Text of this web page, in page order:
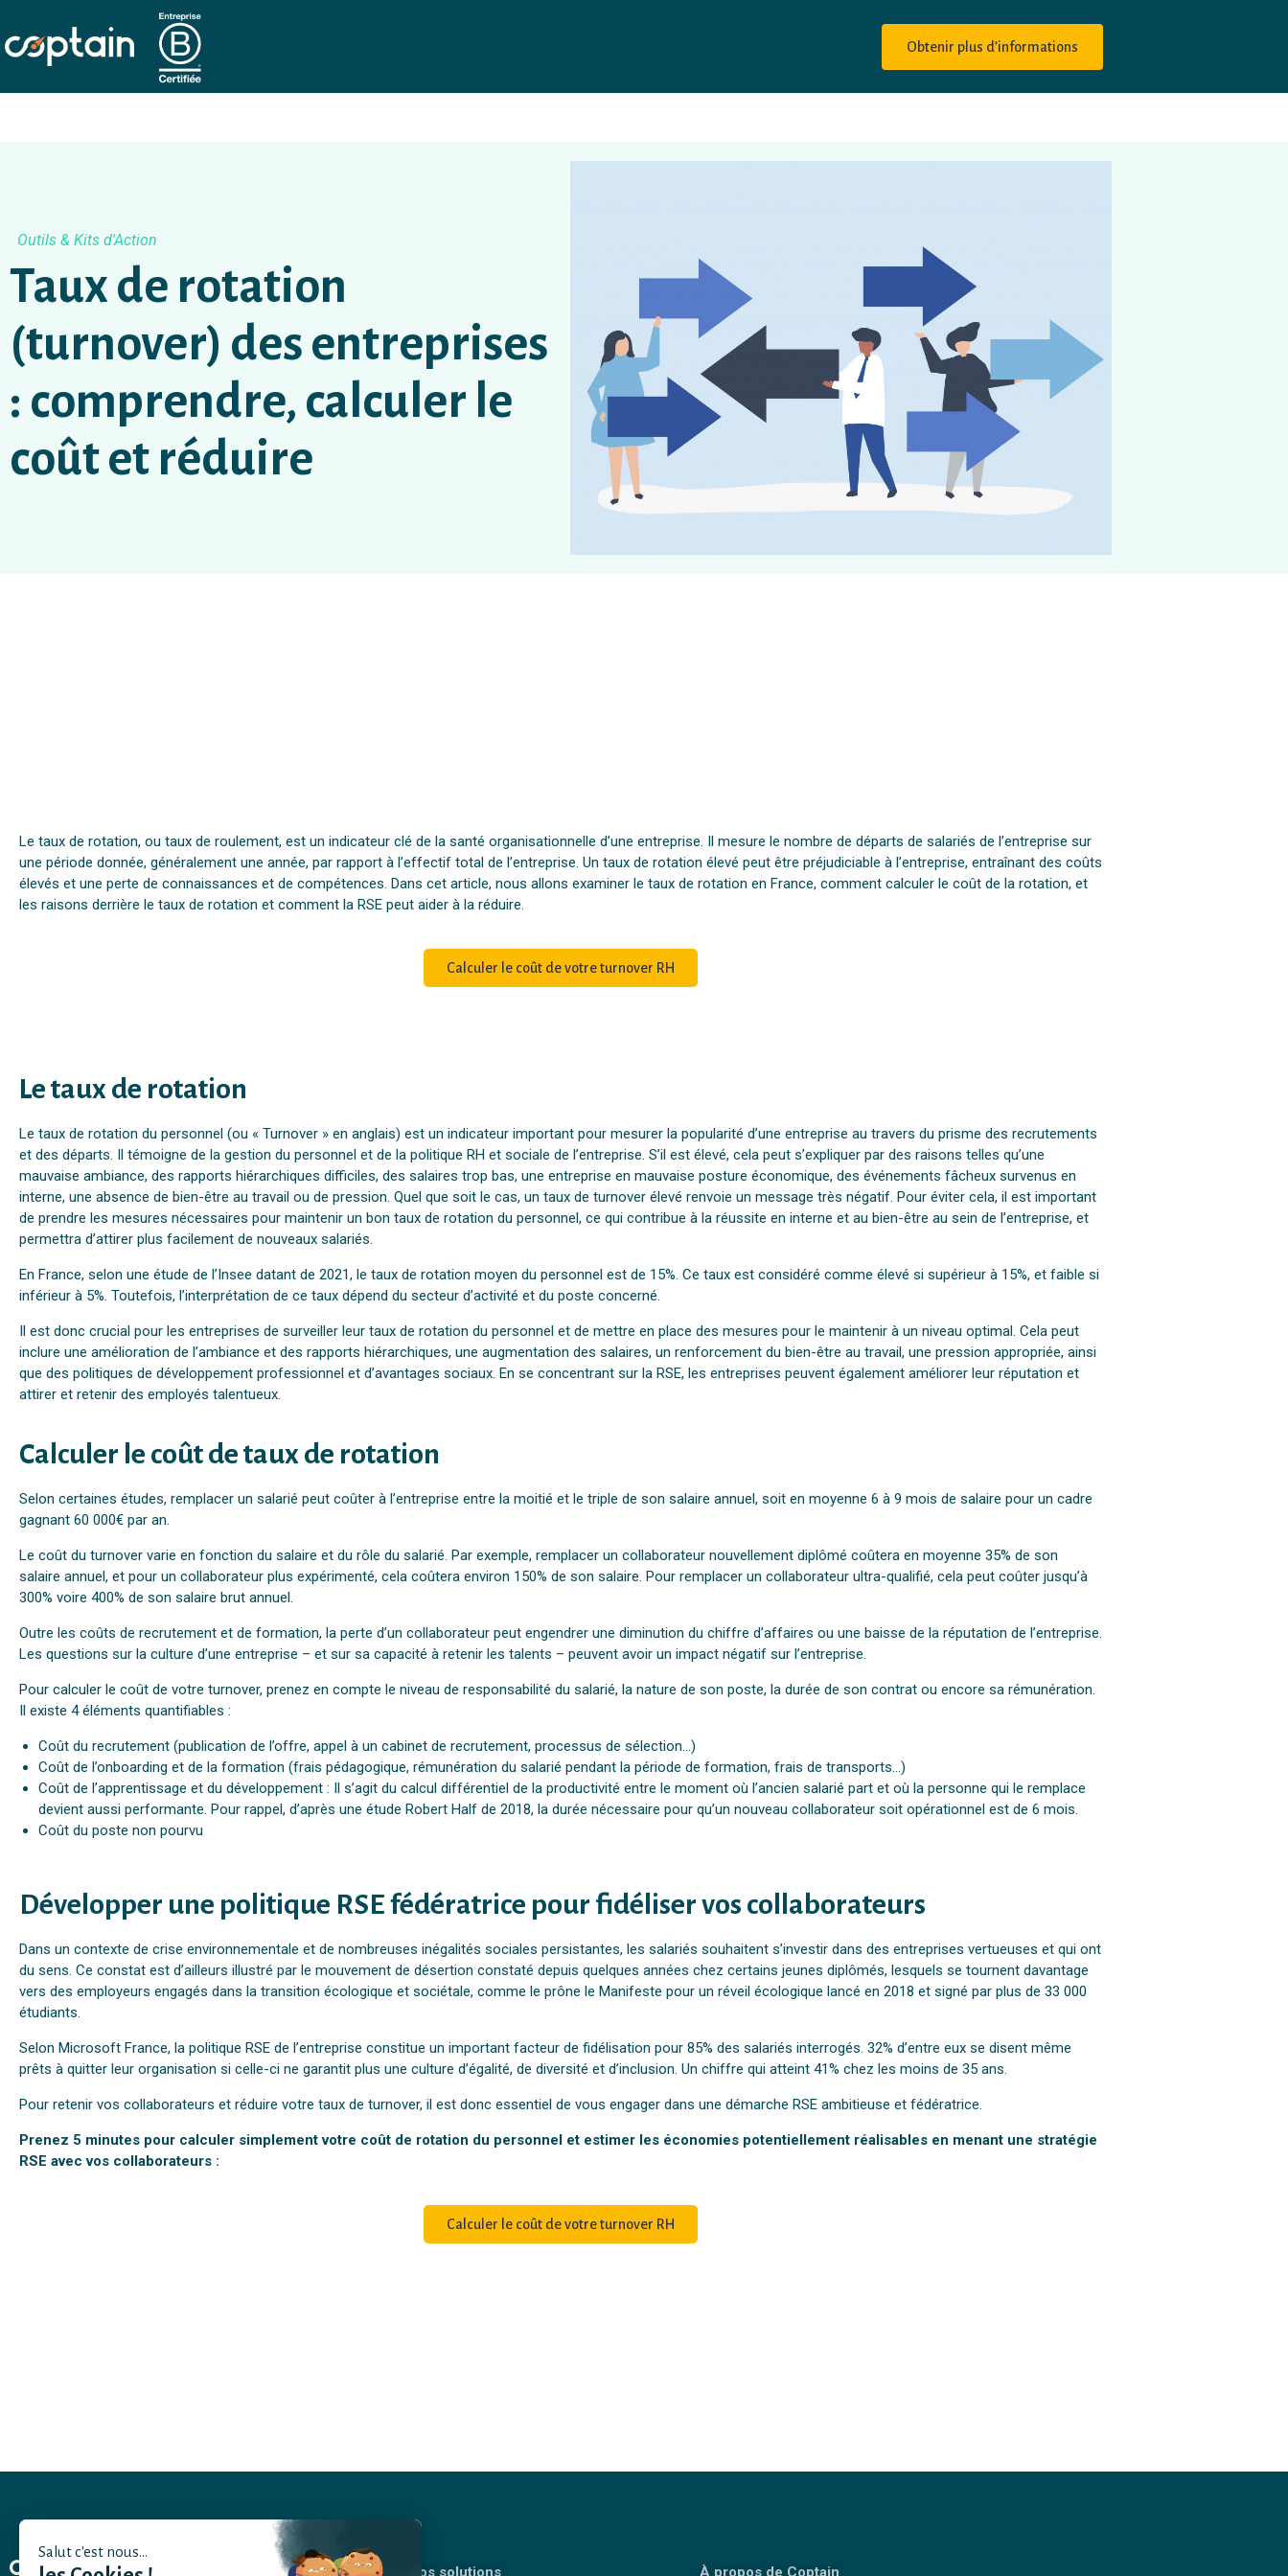
Obtenir plus d’informations
Outils & Kits d'Action
Taux de rotation
(turnover) des entreprises
: comprendre, calculer le
coût et réduire
Le taux de rotation, ou taux de roulement, est un indicateur clé de la santé organisationnelle d’une entreprise. Il mesure le nombre de départs de salariés de l’entreprise sur
une période donnée, généralement une année, par rapport à l’effectif total de l’entreprise. Un taux de rotation élevé peut être préjudiciable à l’entreprise, entraînant des coûts
élevés et une perte de connaissances et de compétences. Dans cet article, nous allons examiner le taux de rotation en France, comment calculer le coût de la rotation, et
les raisons derrière le taux de rotation et comment la RSE peut aider à la réduire.
Calculer le coût de votre turnover RH
Le taux de rotation
Le taux de rotation du personnel (ou « Turnover » en anglais) est un indicateur important pour mesurer la popularité d’une entreprise au travers du prisme des recrutements
et des départs. Il témoigne de la gestion du personnel et de la politique RH et sociale de l’entreprise. S’il est élevé, cela peut s’expliquer par des raisons telles qu’une
mauvaise ambiance, des rapports hiérarchiques difficiles, des salaires trop bas, une entreprise en mauvaise posture économique, des événements fâcheux survenus en
interne, une absence de bien-être au travail ou de pression. Quel que soit le cas, un taux de turnover élevé renvoie un message très négatif. Pour éviter cela, il est important
de prendre les mesures nécessaires pour maintenir un bon taux de rotation du personnel, ce qui contribue à la réussite en interne et au bien-être au sein de l’entreprise, et
permettra d’attirer plus facilement de nouveaux salariés.
En France, selon une étude de l’Insee datant de 2021, le taux de rotation moyen du personnel est de 15%. Ce taux est considéré comme élevé si supérieur à 15%, et faible si
inférieur à 5%. Toutefois, l’interprétation de ce taux dépend du secteur d’activité et du poste concerné.
Il est donc crucial pour les entreprises de surveiller leur taux de rotation du personnel et de mettre en place des mesures pour le maintenir à un niveau optimal. Cela peut
inclure une amélioration de l’ambiance et des rapports hiérarchiques, une augmentation des salaires, un renforcement du bien-être au travail, une pression appropriée, ainsi
que des politiques de développement professionnel et d’avantages sociaux. En se concentrant sur la RSE, les entreprises peuvent également améliorer leur réputation et
attirer et retenir des employés talentueux.
Calculer le coût de taux de rotation
Selon certaines études, remplacer un salarié peut coûter à l’entreprise entre la moitié et le triple de son salaire annuel, soit en moyenne 6 à 9 mois de salaire pour un cadre
gagnant 60 000€ par an.
Le coût du turnover varie en fonction du salaire et du rôle du salarié. Par exemple, remplacer un collaborateur nouvellement diplômé coûtera en moyenne 35% de son
salaire annuel, et pour un collaborateur plus expérimenté, cela coûtera environ 150% de son salaire. Pour remplacer un collaborateur ultra-qualifié, cela peut coûter jusqu’à
300% voire 400% de son salaire brut annuel.
Outre les coûts de recrutement et de formation, la perte d’un collaborateur peut engendrer une diminution du chiffre d’affaires ou une baisse de la réputation de l’entreprise.
Les questions sur la culture d’une entreprise – et sur sa capacité à retenir les talents – peuvent avoir un impact négatif sur l’entreprise.
Pour calculer le coût de votre turnover, prenez en compte le niveau de responsabilité du salarié, la nature de son poste, la durée de son contrat ou encore sa rémunération.
Il existe 4 éléments quantifiables :
Coût du recrutement (publication de l’offre, appel à un cabinet de recrutement, processus de sélection…)
Coût de l’onboarding et de la formation (frais pédagogique, rémunération du salarié pendant la période de formation, frais de transports…)
Coût de l’apprentissage et du développement : Il s’agit du calcul différentiel de la productivité entre le moment où l’ancien salarié part et où la personne qui le remplace
devient aussi performante. Pour rappel, d’après une étude Robert Half de 2018, la durée nécessaire pour qu’un nouveau collaborateur soit opérationnel est de 6 mois.
Coût du poste non pourvu
Développer une politique RSE fédératrice pour fidéliser vos collaborateurs
Dans un contexte de crise environnementale et de nombreuses inégalités sociales persistantes, les salariés souhaitent s’investir dans des entreprises vertueuses et qui ont
du sens. Ce constat est d’ailleurs illustré par le mouvement de désertion constaté depuis quelques années chez certains jeunes diplômés, lesquels se tournent davantage
vers des employeurs engagés dans la transition écologique et sociétale, comme le prône le Manifeste pour un réveil écologique lancé en 2018 et signé par plus de 33 000
étudiants.
Selon Microsoft France, la politique RSE de l’entreprise constitue un important facteur de fidélisation pour 85% des salariés interrogés. 32% d’entre eux se disent même
prêts à quitter leur organisation si celle-ci ne garantit plus une culture d’égalité, de diversité et d’inclusion. Un chiffre qui atteint 41% chez les moins de 35 ans.
Pour retenir vos collaborateurs et réduire votre taux de turnover, il est donc essentiel de vous engager dans une démarche RSE ambitieuse et fédératrice.
Prenez 5 minutes pour calculer simplement votre coût de rotation du personnel et estimer les économies potentiellement réalisables en menant une stratégie
RSE avec vos collaborateurs :
Calculer le coût de votre turnover RH
Nos solutions À propos de Coptain
Salut c'est nous...